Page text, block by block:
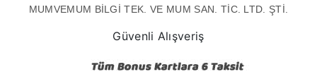
MUMVEMUM BİLGİ TEK. VE MUM SAN. TİC. LTD. ŞTİ.
Güvenli Alışveriş